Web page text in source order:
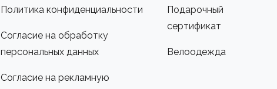
Политика конфиденциальности
Согласие на обработку
персональных данных
Согласие на рекламную
Подарочный
сертификат
Велоодежда